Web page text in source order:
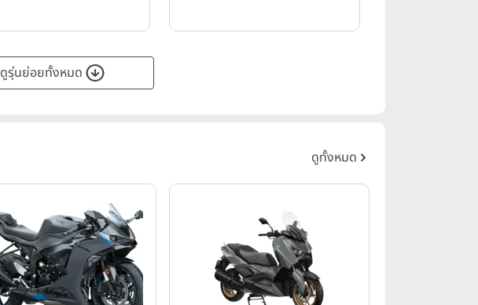
ดูรุ่นย่อยทั้งหมด
ดูทั้งหมด